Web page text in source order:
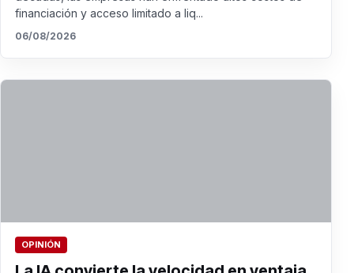
financiación y acceso limitado a liq...
06/08/2026
OPINIÓN